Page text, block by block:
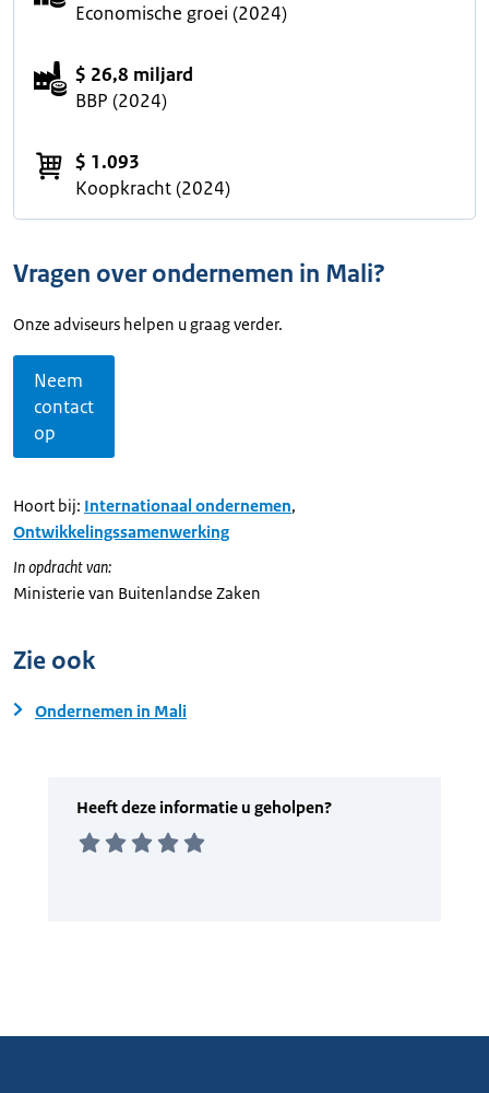
Economische groei (2024)
$ 26,8 miljard
BBP (2024)
$ 1.093
Koopkracht (2024)
Vragen over ondernemen in Mali?
Onze adviseurs helpen u graag verder.
Neem
contact
op
Hoort bij: Internationaal ondernemen,
Ontwikkelingssamenwerking
In opdracht van:
Ministerie van Buitenlandse Zaken
Zie ook
Ondernemen in Mali